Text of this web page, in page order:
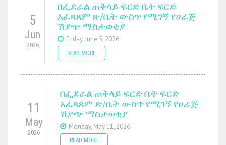
5
Jun
2026
በፌደራል ጠቅላይ ፍርድ ቤት ፍርድ
አፈጻጸም ጽ/ቤት ውስጥ የሚገኝ የሀራጅ
ሽያጭ ማስታወቂያ
Friday, June 5, 2026
READ MORE
11
May
2026
በፌደራል ጠቅላይ ፍርድ ቤት ፍርድ
አፈጻጸም ጽ/ቤት ውስጥ የሚገኝ የሀራጅ
ሽያጭ ማስታወቂያ
Monday, May 11, 2026
READ MORE